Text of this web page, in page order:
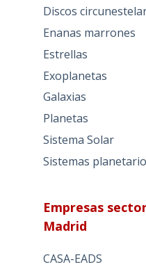
Discos
Enanas marrones
Estrellas
Exoplanetas
Galaxias
Planetas
Sistema Solar
Sistemas
Empresas
Madrid
CASA-EADS